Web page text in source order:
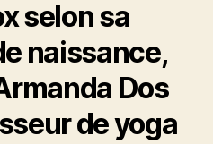
selon sa
naissance,
Dos
de yoga